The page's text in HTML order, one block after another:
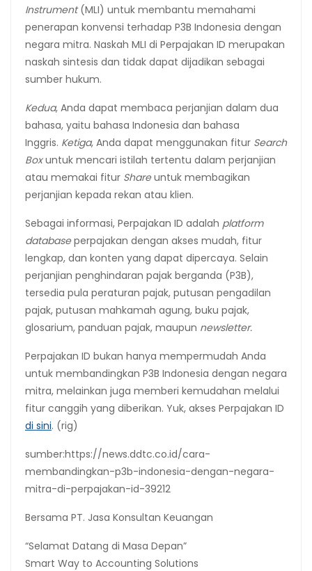
Instrument(MLI) untuk membantu memahami
penerapan konvensi terhadap P3B Indonesia dengan
negara mitra. Naskah MLI di Perpajakan ID merupakan
naskah sintesis dan tidak dapat dijadikan sebagai
sumber hukum.
Kedua, Anda dapat membaca perjanjian dalam dua
bahasa, yaitu bahasa Indonesia dan bahasa
Inggris. Ketiga, Anda dapat menggunakan fitur Search
Boxuntuk mencari istilah tertentu dalam perjanjian
atau memakai fitur Shareuntuk membagikan
perjanjian kepada rekan atau klien.
Sebagai informasi, Perpajakan ID adalah platform
databaseperpajakan dengan akses mudah, fitur
lengkap, dan konten yang dapat dipercaya. Selain
perjanjian penghindaran pajak berganda (P3B),
tersedia pula peraturan pajak, putusan pengadilan
pajak, putusan mahkamah agung, buku pajak,
glosarium, panduan pajak, maupun newsletter.
Perpajakan ID bukan hanya mempermudah Anda
untuk membandingkan P3B Indonesia dengan negara
mitra, melainkan juga memberi kemudahan melalui
fitur canggih yang diberikan. Yuk, akses Perpajakan ID
di sini. (rig)
sumber:https://news.ddtc.co.id/cara-
membandingkan-p3b-indonesia-dengan-negara-
mitra-di-perpajakan-id-39212
Bersama PT. Jasa Konsultan Keuangan
“Selamat Datang di Masa Depan”
Smart Way to Accounting Solutions